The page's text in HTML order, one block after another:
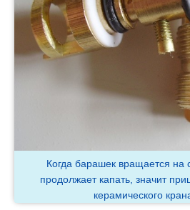
Когда барашек вращается на
продолжает капать, значит
керамического